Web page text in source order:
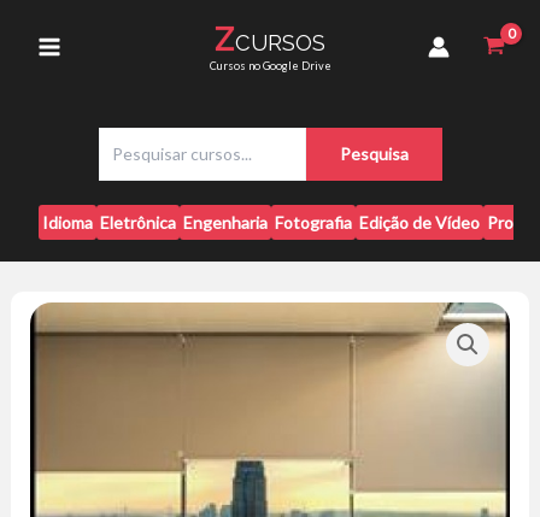
Menu
ZCURSOS
Cursos no Google Drive
s
q
u
i
a
r
Pesquisa
Idioma Eletrônica Engenharia Fotografia Edição de Vídeo
Bárbara